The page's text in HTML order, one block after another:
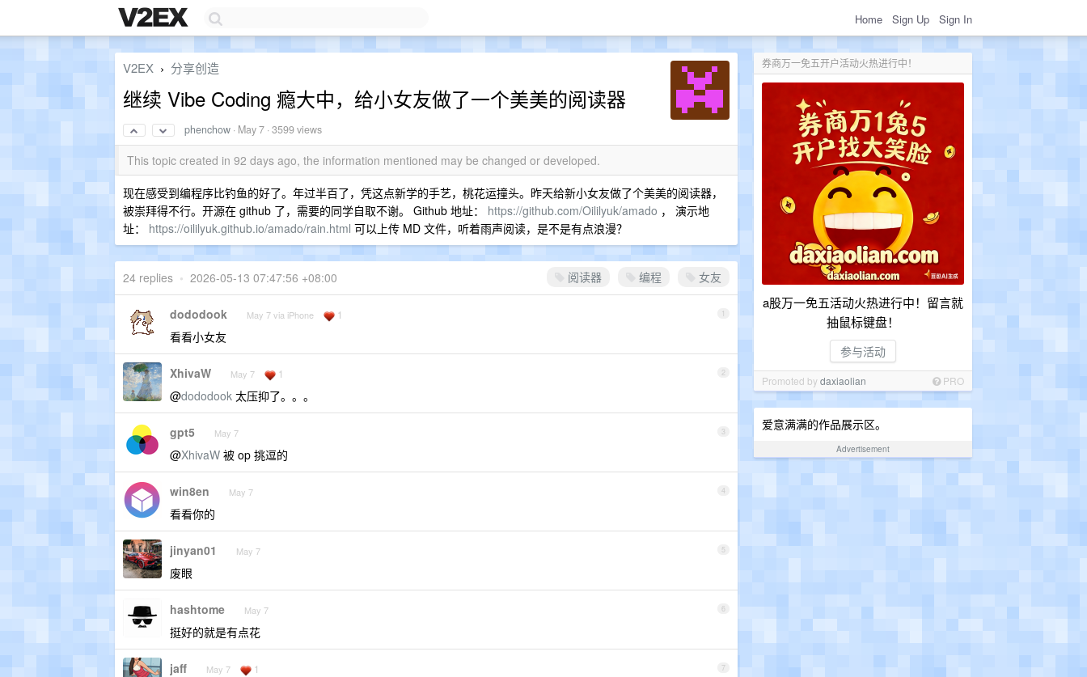
Home Sign Up Sign In
券商万一免五开户活动火热进行中！
a股万一免五活动火热进行中！留言就
抽鼠标键盘！
参与活动
Promoted bydaxiaolian PRO
爱意满满的作品展示区。
Advertisement
V2EX › 分享创造
继续 Vibe Coding 瘾大中，给小女友做了一个美美的阅读器
phenchow · May 7 · 3599 views
This topic created in 92 days ago, the information mentioned may be changed or developed.
现在感受到编程序比钓鱼的好了。年过半百了，凭这点新学的手艺，桃花运撞头。昨天给新小女友做了个美美的阅读器，
被崇拜得不行。开源在 github 了，需要的同学自取不谢。 Github 地址： https://github.com/Oililyuk/amado ， 演示地
址： https://oililyuk.github.io/amado/rain.html 可以上传 MD 文件，听着雨声阅读，是不是有点浪漫？
阅读器 编程 女友
24 replies • 2026-05-13 07:47:56 +08:00
1
dododook May 7 via iPhone 1
看看小女友
2
XhivaW May 7 1
@dododook 太压抑了。。。
3
gpt5 May 7
@XhivaW 被 op 挑逗的
4
win8en May 7
看看你的
5
jinyan01 May 7
废眼
6
hashtome May 7
挺好的就是有点花
7
jaff May 7 1